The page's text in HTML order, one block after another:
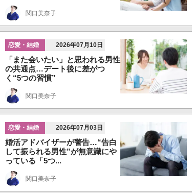
関口美奈子
恋愛・結婚 2026年07月10日
「また会いたい」と思われる男性
の共通点…デート後に差がつ
く“5つの習慣”
関口美奈子
恋愛・結婚 2026年07月03日
婚活アドバイザーが警告…“告白
して振られる男性”が無意識にや
っている「5つ...
関口美奈子